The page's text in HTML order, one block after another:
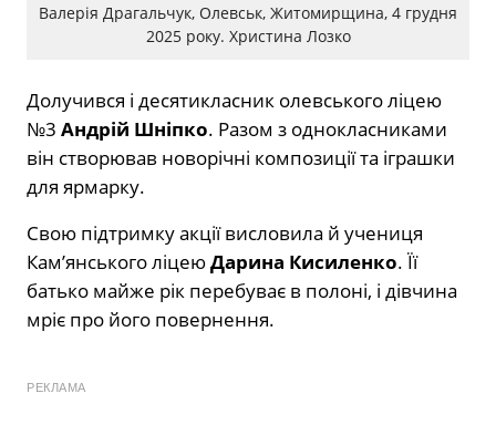
Валерія Драгальчук, Олевськ, Житомирщина, 4 грудня
2025 року. Христина Лозко
Долучився і десятикласник олевського ліцею
№3 Андрій Шніпко. Разом з однокласниками
він створював новорічні композиції та іграшки
для ярмарку.
Свою підтримку акції висловила й учениця
Кам’янського ліцеюДарина Кисиленко. Її
батько майже рік перебуває в полоні, і дівчина
мріє про його повернення.
РЕКЛАМА